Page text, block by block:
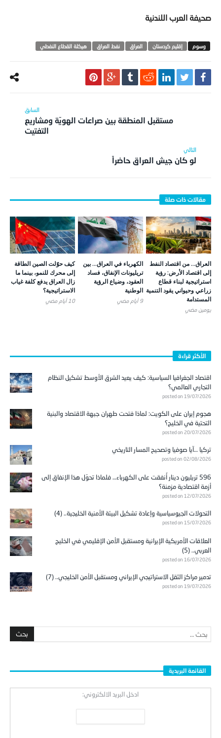
صحيفة العرب اللندنية
إقليم كردستان العراق نفط العراق هيكلة القطاع النفطي
مستقبل المنطقة بين صراعات الهويّة ومشاريع
التفتيت
لو كان جيش العراق حاضراً
العراق… من اقتصاد النفط
إلى اقتصاد الأرض: رؤية
استراتيجية لبناء قطاع
زراعي وحيواني يقود التنمية
المستدامة
يومين ‎مضي
الكهرباء في العراق… بين
تريليونات الإنفاق، فساد
العقود، وضياع الرؤية
الوطنية
9 أيام ‎مضي
كيف حوّلت الصين الطاقة
إلى محرك للنمو، بينما ما
زال العراق يدفع كلفة غياب
الاستراتيجية؟
10 أيام ‎مضي
الأكثر قراءة
اقتصاد الجغرافيا السياسية: كيف يعيد الشرق الأوسط تشكيل النظام
التجاري العالمي؟
posted on 19/07/2026
هجوم إيران على الكويت: لماذا فتحت طهران جبهة الاقتصاد والبنية
التحتية في الخليج؟
posted on 20/07/2026
تركيا …آيا صوفيا وتصحيح المسار التاريخي
posted on 02/08/2026
596 تريليون دينار أُنفقت على الكهرباء… فلماذا تحوّل هذا الإنفاق إلى
أزمة اقتصادية مزمنة؟
posted on 12/07/2026
التحولات الجيوسياسية وإعادة تشكيل البيئة الأمنية الخليجية.. (4)
posted on 15/07/2026
العلاقات الأمريكية الإيرانية ومستقبل الأمن الإقليمي في الخليج
العربي.. (5)
posted on 16/07/2026
تدمير مراكز الثقل الاستراتيجي الإيراني ومستقبل الأمن الخليجي.. (7)
posted on 19/07/2026
القائمة البريدية
ادخل البريد الالكتروني: